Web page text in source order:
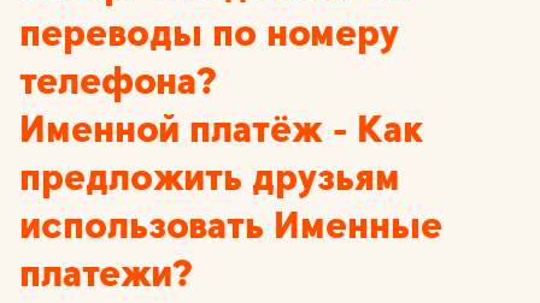
переводы по номеру
телефона?
Именной платёж - Как
предложить друзьям
использовать Именные
платежи?